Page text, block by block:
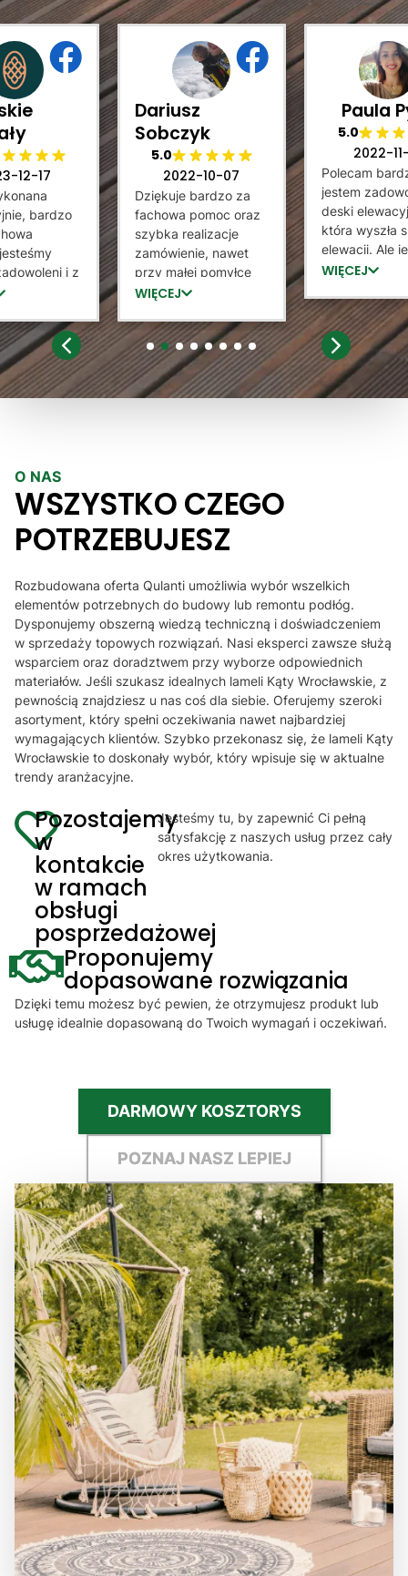
12-17
bardzo
i z
Góralskie
Dariusz
Sobczyk
5.0
2022-10-07
Dziękuje bardzo za
fachowa pomoc oraz
szybka realizacje
zamówienie, nawet
przy małej pomyłce
sprzedający staną na
dokonał wymiany.
Lamele dobrej jakości,
serdecznie polecam :)
WIĘCEJ
Paula
5.0
2022-
Polecam
jestem
deski
która wyszła
elewacji. Ale
tez bardzo
który potrafił
jak
służył
zainteresował
Wysyłka
ekspresowo.
WIĘCEJ
1 2 3 4 5 6 7 8
O NAS
WSZYSTKO CZEGO
POTRZEBUJESZ
Rozbudowana oferta Qulanti umożliwia wybór wszelkich
elementów potrzebnych do budowy lub remontu podłóg.
Dysponujemy obszerną wiedzą techniczną i doświadczeniem
w sprzedaży topowych rozwiązań. Nasi eksperci zawsze służą
wsparciem oraz doradztwem przy wyborze odpowiednich
materiałów. Jeśli szukasz idealnych lameli Kąty Wrocławskie, z
pewnością znajdziesz u nas coś dla siebie. Oferujemy szeroki
asortyment, który spełni oczekiwania nawet najbardziej
wymagających klientów. Szybko przekonasz się, że lameli Kąty
Wrocławskie to doskonały wybór, który wpisuje się w aktualne
trendy aranżacyjne.
Pozostajemy
w
kontakcie
w ramach
obsługi
posprzedażowej
Jesteśmy tu, by zapewnić Ci pełną
satysfakcję z naszych usług przez cały
okres użytkowania.
Proponujemy
dopasowane rozwiązania
Dzięki temu możesz być pewien, że otrzymujesz produkt lub
usługę idealnie dopasowaną do Twoich wymagań i oczekiwań.
DARMOWY KOSZTORYS
POZNAJ NASZ LEPIEJ